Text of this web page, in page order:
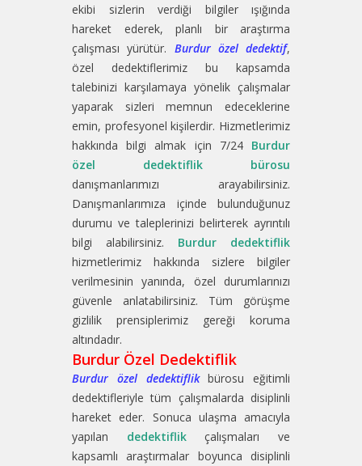
ekibi sizlerin verdiği bilgiler ışığında
hareket ederek, planlı bir araştırma
çalışması yürütür. Burdur özel dedektif,
özel dedektiflerimiz bu kapsamda
talebinizi karşılamaya yönelik çalışmalar
yaparak sizleri memnun edeceklerine
emin, profesyonel kişilerdir. Hizmetlerimiz
hakkında bilgi almak için 7/24 Burdur
özel dedektiflik bürosu
danışmanlarımızı arayabilirsiniz.
Danışmanlarımıza içinde bulunduğunuz
durumu ve taleplerinizi belirterek ayrıntılı
bilgi alabilirsiniz. Burdur dedektiflik
hizmetlerimiz hakkında sizlere bilgiler
verilmesinin yanında, özel durumlarınızı
güvenle anlatabilirsiniz. Tüm görüşme
gizlilik prensiplerimiz gereği koruma
altındadır.
Burdur Özel Dedektiflik
Burdur özel dedektiflikbürosu eğitimli
dedektifleriyle tüm çalışmalarda disiplinli
hareket eder. Sonuca ulaşma amacıyla
yapılan dedektiflikçalışmaları ve
kapsamlı araştırmalar boyunca disiplinli